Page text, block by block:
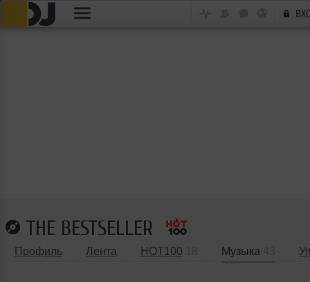
THE BESTSELLER
Профиль Лента HOT100 Музыка